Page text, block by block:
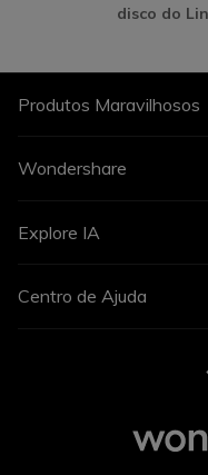
disco do
Produtos Maravilhosos
Wondershare
Explore IA
Centro de Ajuda